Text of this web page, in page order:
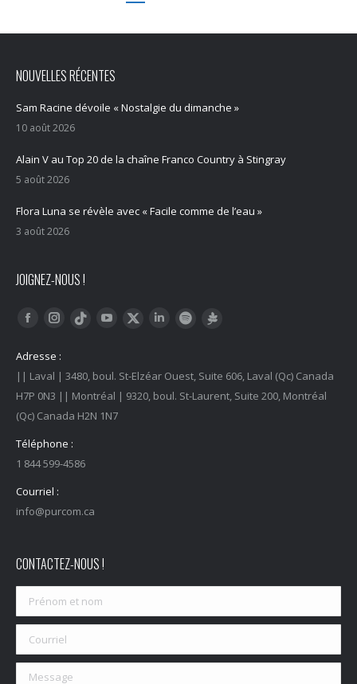
NOUVELLES RÉCENTES
Sam Racine dévoile « Nostalgie du dimanche »
10 août 2026
Alain V au Top 20 de la chaîne Franco Country à Stingray
5 août 2026
Flora Luna se révèle avec « Facile comme de l’eau »
3 août 2026
JOIGNEZ-NOUS !
Trouvez nous sur :
FacebookInstagram
Tiktok YouTubeTwitter LinkedInSpotify
Adresse :
|| Laval | 3480, boul. St-Elzéar Ouest, Suite 606, Laval (Qc) Canada
H7P 0N3 || Montréal | 9320, boul. St-Laurent, Suite 200, Montréal
(Qc) Canada H2N 1N7
Téléphone :
1 844 599-4586
Courriel :
info@purcom.ca
CONTACTEZ-NOUS !